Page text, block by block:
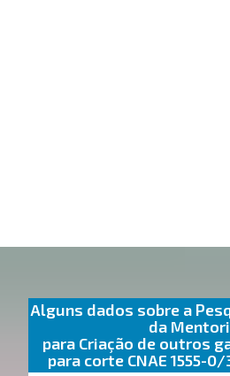
Alguns dados sobre a
da
para Criação de outros
para corte CNAE 1555-